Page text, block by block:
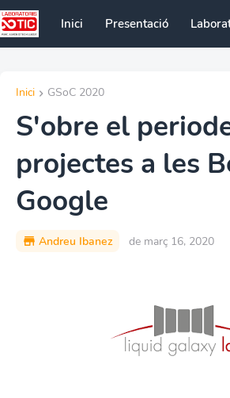
Inici Presentació
Inici GSoC 2020
S'obre el
projectes a les
Google
Andreu Ibanez de març 16, 2020